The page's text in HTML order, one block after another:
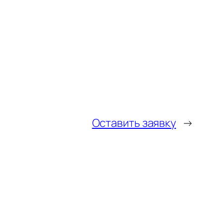
Оставить заявку →